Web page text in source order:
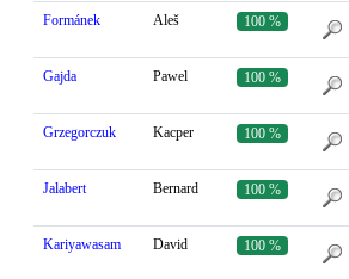
Formánek Aleš 100 %
Gajda Pawel 100 %
Grzegorczuk Kacper 100 %
Jalabert Bernard 100 %
Kariyawasam David 100 %